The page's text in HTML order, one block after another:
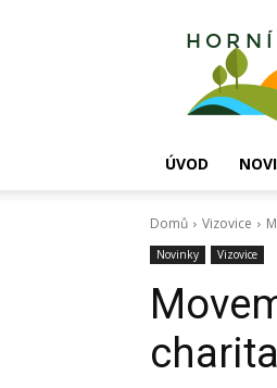
ÚVOD
Domů Vizovice
Novinky Vizovice